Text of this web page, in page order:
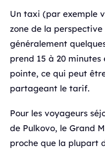
Un taxi (par exemple
zone de la
généralement
prend 15 à 20 minutes
pointe, ce qui peut
partageant le tarif.
Pour les voyageurs
de Pulkovo, le Grand
proche que la plupart